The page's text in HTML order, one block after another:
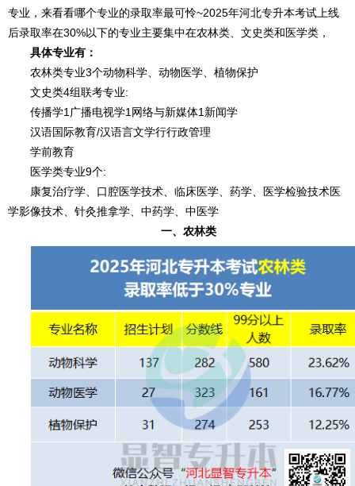
专业，来看看哪个专业的录取率最可怜~2025年河北专升本考试上线
后录取率在30%以下的专业主要集中在农林类、文史类和医学类，
具体专业有：
农林类专业3个动物科学、动物医学、植物保护
文史类4组联考专业:
传播学1广播电视学1网络与新媒体1新闻学
汉语国际教育/汉语言文学行行政管理
学前教育
医学类专业9个:
康复治疗学、口腔医学技术、临床医学、药学、医学检验技术医
学影像技术、针灸推拿学、中药学、中医学
一、农林类